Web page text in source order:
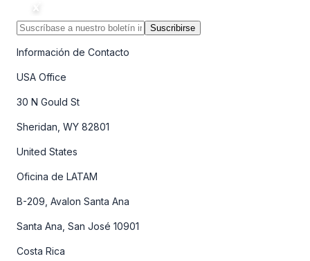
Suscribirse
Información de Contacto
USA Office
30 N Gould St
Sheridan, WY 82801
United States
Oficina de LATAM
B-209, Avalon Santa Ana
Santa Ana, San José 10901
Costa Rica